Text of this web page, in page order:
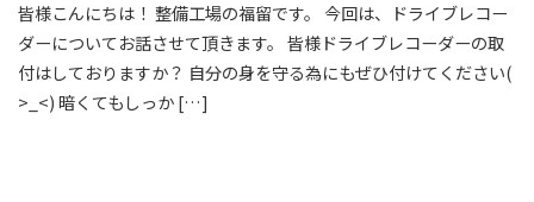
皆様こんにちは！ 整備工場の福留です。 今回は、ドライブレコー
ダーについてお話させて頂きます。 皆様ドライブレコーダーの取
付はしておりますか？ 自分の身を守る為にもぜひ付けてください(
>_<) 暗くてもしっか […]